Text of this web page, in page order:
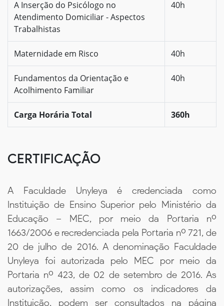
A Inserção do Psicólogo no
Atendimento Domiciliar - Aspectos
Trabalhistas
40h
Maternidade em Risco 40h
Fundamentos da Orientação e
Acolhimento Familiar
40h
Carga Horária Total 360h
CERTIFICAÇÃO
A Faculdade Unyleya é credenciada como
Instituição de Ensino Superior pelo Ministério da
Educação – MEC, por meio da Portaria nº
1663/2006 e recredenciada pela Portaria nº 721, de
20 de julho de 2016. A denominação Faculdade
Unyleya foi autorizada pelo MEC por meio da
Portaria nº 423, de 02 de setembro de 2016. As
autorizações, assim como os indicadores da
Instituição, podem ser consultados na página